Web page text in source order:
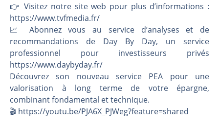
👉️ Visitez notre site web pour plus d’informations :
https://www.tvfmedia.fr/
📈 Abonnez vous au service d’analyses et de
recommandations de Day By Day, un service
professionnel pour investisseurs privés
https://www.daybyday.fr/
Découvrez son nouveau service PEA pour une
valorisation à long terme de votre épargne,
combinant fondamental et technique.
🎬️ https://youtu.be/PJA6X_PJWeg?feature=shared